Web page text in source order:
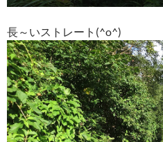
長～いストレート(^o^)